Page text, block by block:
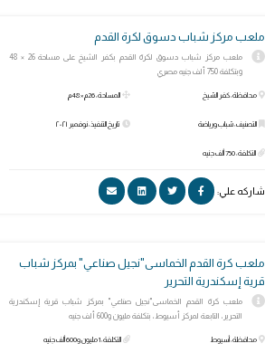
ملعب مركز شباب دسوق لكرة القدم
ملعب مركز شباب دسوق لكرة القدم بكفر الشيخ على مساحة 26 × 48
وبتكلفة 750 ألف جنيه مصري
محافظة: كفر الشيخ
التصنيف: شباب ورياضة
التكلفة: 750 ألف جنيه
المساحة: 26م × 48م
تاريخ التنفيذ: نوفمبر ٢٠٢١
شاركه علي:
ملعب كرة القدم الخماسى"نجيل صناعي" بمركز شباب
قرية إسكندرية التحرير
ملعب كرة القدم الخماسى"نجيل صناعي" بمركز شباب قرية إسكندرية
التحرير، التابعة لمركز أسيوط، بتكلفة مليون و600 ألف جنيه
محافظة: أسيوط التكلفة: 1 مليون و600 ألف جنيه